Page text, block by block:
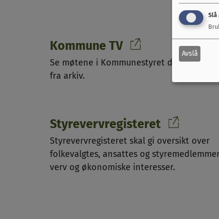
Kommune TV
Se møtene i Kommunestyret direkte eller
fra arkiv.
Styrevervregisteret
Styrevervregisteret skal gi oversikt over
folkevalgtes, ansattes og
verv og økonomiske interesser.
Slå
Avslå